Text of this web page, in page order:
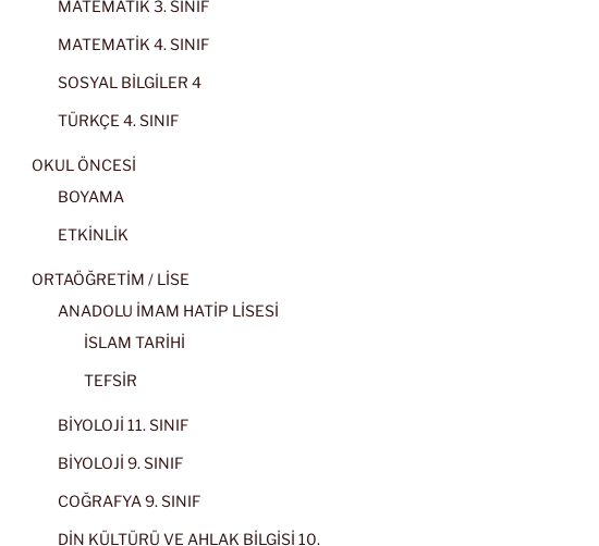
MATEMATİK 3. SINIF
MATEMATİK 4. SINIF
SOSYAL BİLGİLER 4
TÜRKÇE 4. SINIF
OKUL ÖNCESİ
BOYAMA
ETKİNLİK
ORTAÖĞRETİM / LİSE
ANADOLU İMAM HATİP LİSESİ
İSLAM TARİHİ
TEFSİR
BİYOLOJİ 11. SINIF
BİYOLOJİ 9. SINIF
COĞRAFYA 9. SINIF
DİN KÜLTÜRÜ VE AHLAK BİLGİSİ 10.